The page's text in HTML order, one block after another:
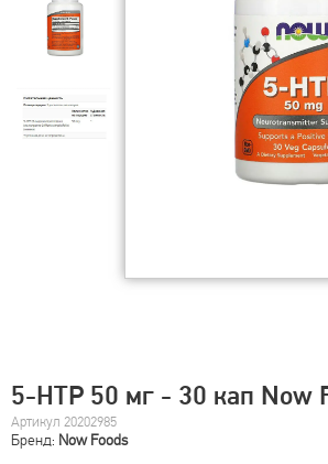
5-HTP 50 мг - 30 кап Now
Артикул 20202985
Бренд: Now Foods